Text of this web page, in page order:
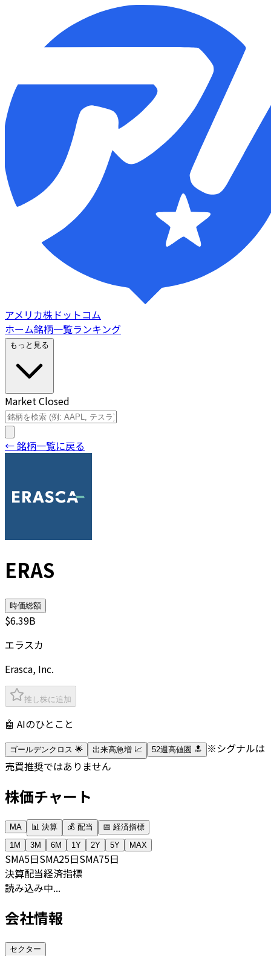
アメリカ株ドットコム
ホーム銘柄一覧ランキング
もっと見る
Market Closed
← 銘柄一覧に戻る
ERAS
時価総額
$6.39B
エラスカ
Erasca, Inc.
推し株に追加
🤖 AIのひとこと
ゴールデンクロス 🌟 出来高急増 📈 52週高値圏 🔝
※シグナルは
売買推奨ではありません
株価チャート
MA 📊 決算 💰 配当
📅 経済指標
1M
3M 6M 1Y 2Y 5Y MAX
SMA5日SMA25日SMA75日
決算配当経済指標
読み込み中...
会社情報
セクター